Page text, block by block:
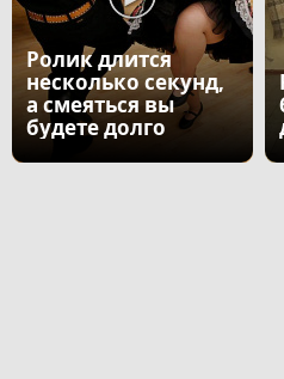
Ролик длится
несколько секунд,
а смеяться вы
будете долго